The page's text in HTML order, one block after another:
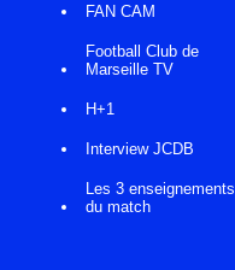
FAN CAM
Football Club de
Marseille TV
H+1
Interview JCDB
Les 3 enseignements
du match